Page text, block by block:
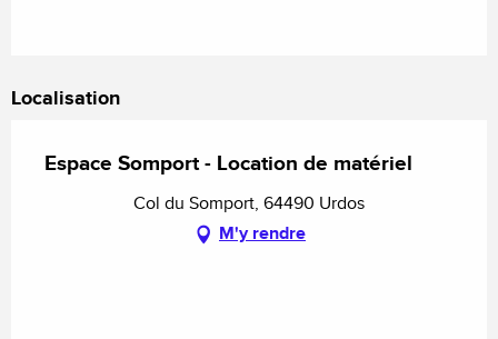
Localisation
Espace Somport - Location de matériel
Col du Somport, 64490 Urdos
M'y rendre